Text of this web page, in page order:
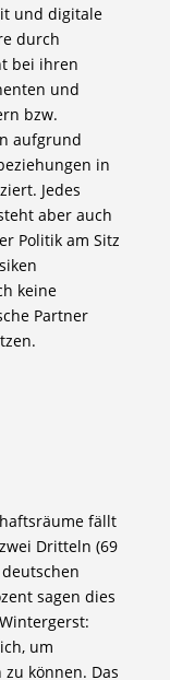
und digitale
durch
bei ihren
und
bzw.
aufgrund
in
Jedes
aber auch
Politik am Sitz
keine
Partner
fällt
Dritteln (69
sagen dies
um
können. Das